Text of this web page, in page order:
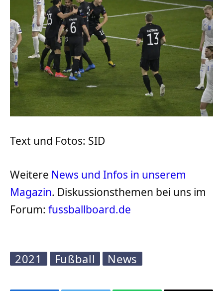
Text und Fotos: SID
Weitere News und Infos in unserem
Magazin. Diskussionsthemen bei uns im
Forum: fussballboard.de
2021 Fußball News